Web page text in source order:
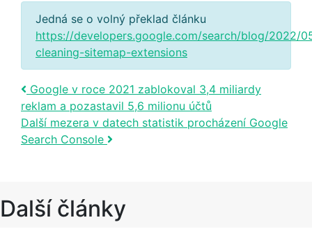
Jedná se o volný překlad článku
https://developers.google.com/search/blog/2022/
cleaning-sitemap-extensions
Post navigation
Google v roce 2021 zablokoval 3,4 miliardy
reklam a pozastavil 5,6 milionu účtů
Další mezera v datech statistik procházení Google
Search Console
Další články